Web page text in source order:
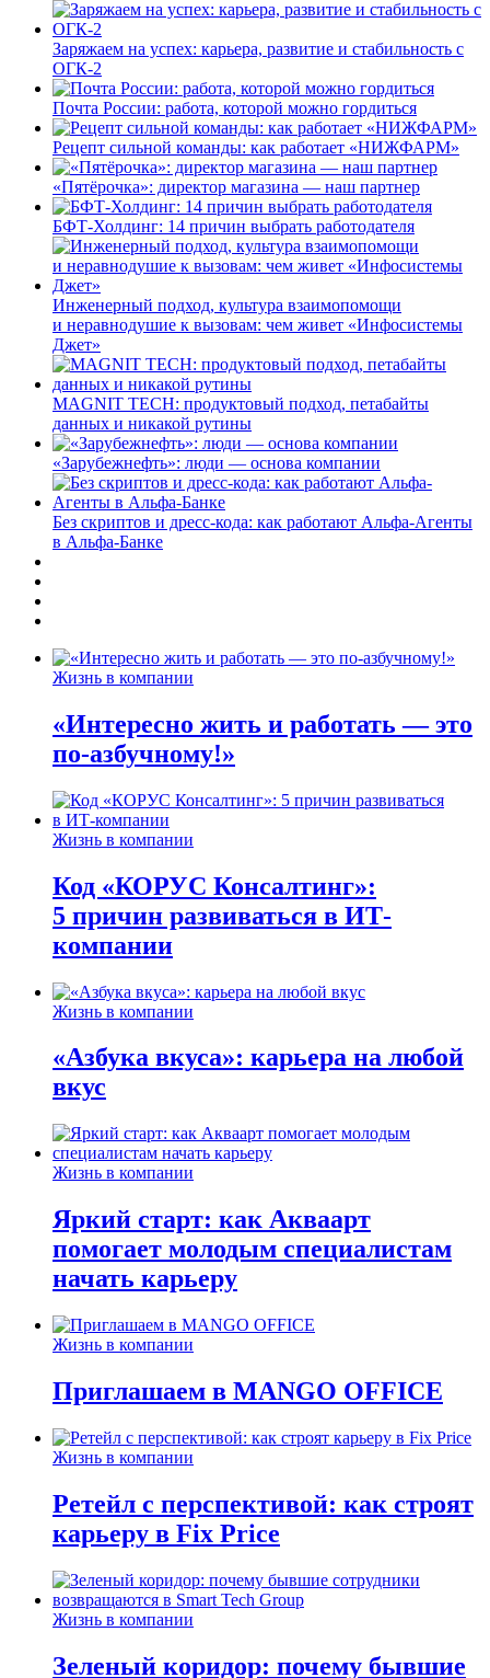
Заряжаем на успех: карьера, развитие и стабильность c
ОГК-2
Почта России: работа, которой можно гордиться
Рецепт сильной команды: как работает «НИЖФАРМ»
«Пятёрочка»: директор магазина — наш партнер
БФТ-Холдинг: 14 причин выбрать работодателя
Инженерный подход, культура взаимопомощи
и неравнодушие к вызовам: чем живет «Инфосистемы
Джет»
MAGNIT TECH: продуктовый подход, петабайты
данных и никакой рутины
«Зарубежнефть»: люди — основа компании
Без скриптов и дресс-кода: как работают Альфа-Агенты
в Альфа-Банке
Жизнь в компании
«Интересно жить и работать — это
по-азбучному!»
Жизнь в компании
Код «КОРУС Консалтинг»:
5 причин развиваться в ИТ-
компании
Жизнь в компании
«Азбука вкуса»: карьера на любой
вкус
Жизнь в компании
Яркий старт: как Акваарт
помогает молодым специалистам
начать карьеру
Жизнь в компании
Приглашаем в MANGO OFFICE
Жизнь в компании
Ретейл с перспективой: как строят
карьеру в Fix Price
Жизнь в компании
Зеленый коридор: почему бывшие